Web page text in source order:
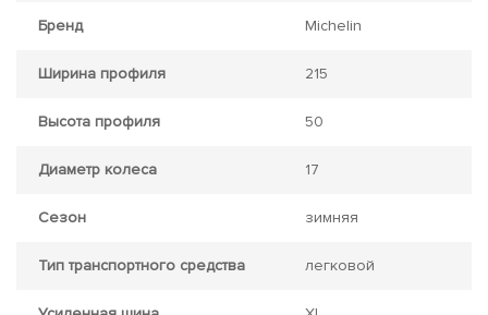
Бренд Michelin
Ширина профиля 215
Высота профиля 50
Диаметр колеса 17
Сезон зимняя
Тип транспортного средства легковой